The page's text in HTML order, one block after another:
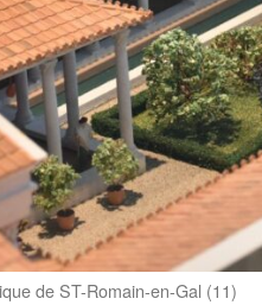
de ST-Romain-en-Gal (11)